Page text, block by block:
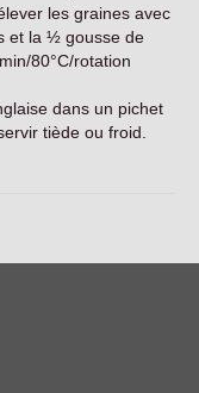
les graines avec
et la ½ gousse de
80°C/rotation
dans un pichet
tiède ou froid.